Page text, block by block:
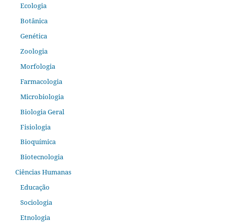
Ecologia
Botânica
Genética
Zoologia
Morfologia
Farmacologia
Microbiologia
Biologia Geral
Fisiologia
Bioquímica
Biotecnologia
Ciências Humanas
Educação
Sociologia
Etnologia